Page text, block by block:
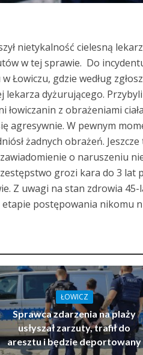
nietykalność cielesną
w tej sprawie. Do
Łowiczu, gdzie według
lekarza dyżurującego.
łowiczanin z obrażeniami
agresywnie. W pewnym
żadnych obrażeń.
zawiadomienie o naruszeniu
grozi kara do 3 lat
Z uwagi na stan zdrowia
etapie postępowania nikomu
ŁOWICZ
Sprawca zdarzenia na plaży
usłyszał zarzuty, trafił do
aresztu i będzie deportowany